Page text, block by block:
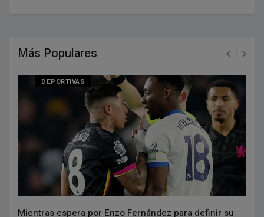
Más Populares
DEPORTIVAS
Mientras espera por Enzo Fernández para definir su